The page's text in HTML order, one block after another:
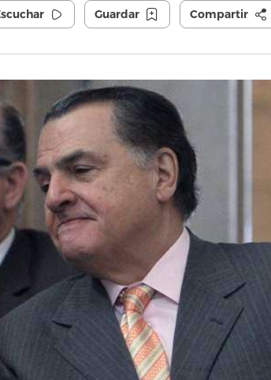
Guardar Compartir